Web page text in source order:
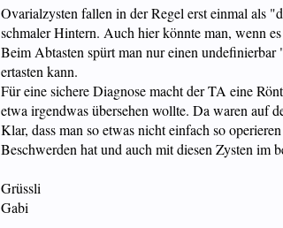
Ovarialzysten fallen in der Regel erst einmal als
schmaler Hintern. Auch hier könnte man, wenn
Beim Abtasten spürt man nur einen
ertasten kann.
Für eine sichere Diagnose macht der TA eine
etwa irgendwas übersehen wollte. Da waren auf
Klar, dass man so etwas nicht einfach so
Beschwerden hat und auch mit diesen Zysten im
Grüssli
Gabi